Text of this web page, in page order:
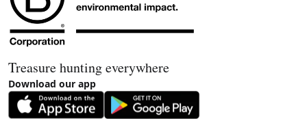
Treasure hunting everywhere
Download our app